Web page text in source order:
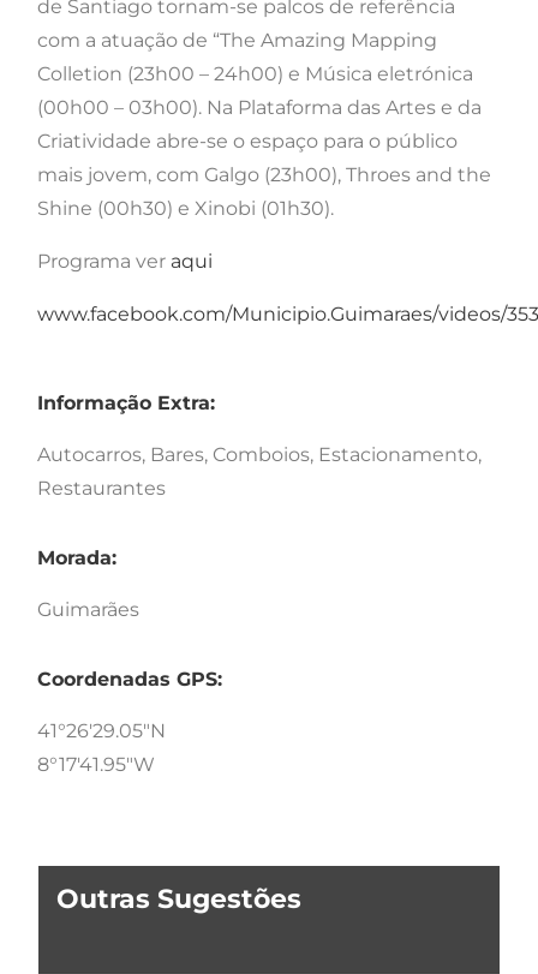
de Santiago tornam-se palcos de referência
com a atuação de “The Amazing Mapping
Colletion (23h00 – 24h00) e Música eletrónica
(00h00 – 03h00). Na Plataforma das Artes e da
Criatividade abre-se o espaço para o público
mais jovem, com Galgo (23h00), Throes and the
Shine (00h30) e Xinobi (01h30).
Programa ver aqui
www.facebook.com/Municipio.Guimaraes/videos/
Informação Extra:
Autocarros, Bares, Comboios, Estacionamento,
Restaurantes
Morada:
Guimarães
Coordenadas GPS:
41°26'29.05"N
8°17'41.95"W
Outras Sugestões